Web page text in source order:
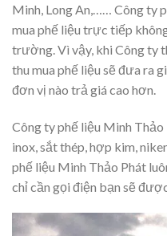
Minh, Long An,…… Công ty
mua phế liệu trực tiếp
trường. Vì vậy, khi Công ty
thu mua phế liệu sẽ đưa ra
đơn vị nào trả giá cao hơn.
Công ty phế liệu Minh Thảo
inox, sắt thép, hợp kim,
phế liệu Minh Thảo Phát
chỉ cần gọi điện bạn sẽ